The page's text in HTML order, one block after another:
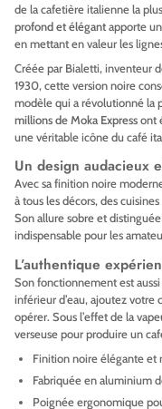
de la cafetière italienne la
profond et élégantapporte
en mettant en valeur les
Créée par Bialetti, inventeur
1930, cette version noire
modèle qui a révolutionné la
millions de Moka Expressont
une véritable icône du café
Un design audacieux
Avec sa finition noire
à tous les décors, des
Son allure sobre et
indispensable pour les
L’authentique
Son fonctionnement est
inférieur d’eau, ajoutez votre
opérer. Sous l’effet de la
verseuse pour produire un
Finition noire élégante et
Fabriquée en aluminium
Poignée ergonomique